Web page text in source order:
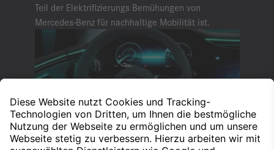
Teil der Elektrifizierungs Bemühungen von
Mercedes-Benz für nachhaltige Mobilität ist.